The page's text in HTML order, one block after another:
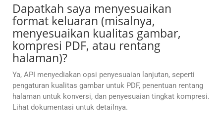
Dapatkah saya menyesuaikan
format keluaran (misalnya,
menyesuaikan kualitas gambar,
kompresi PDF, atau rentang
halaman)?
Ya, API menyediakan opsi penyesuaian lanjutan, seperti
pengaturan kualitas gambar untuk PDF, penentuan rentang
halaman untuk konversi, dan penyesuaian tingkat kompresi.
Lihat dokumentasi untuk detailnya.